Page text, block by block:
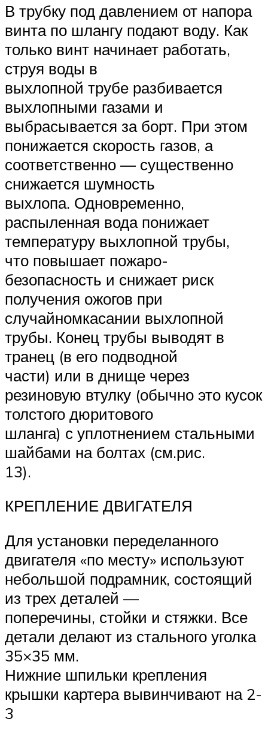
В трубку под давлением от напора
винта по шлангу подают воду. Как
только винт начинает работать,
струя воды в
выхлопной трубе разбивается
выхлопными газами и
выбрасывается за борт. При этом
понижается скорость газов, а
соответственно — существенно
снижается шумность
выхлопа. Одновременно,
распыленная вода понижает
температуру выхлопной трубы,
что повышает пожаро-
безопасность и снижает риск
получения ожогов при
случайномкасании выхлопной
трубы. Конец трубы выводят в
транец (в его подводной
части) или в днище через
резиновую втулку (обычно это кусок
толстого дюритового
шланга) с уплотнением стальными
шайбами на болтах (см.рис.
13).
КРЕПЛЕНИЕ ДВИГАТЕЛЯ
Для установки переделанного
двигателя «по месту» используют
небольшой подрамник, состоящий
из трех деталей —
поперечины, стойки и стяжки. Все
детали делают из стального уголка
35×35 мм.
Нижние шпильки крепления
крышки картера вывинчивают на 2-
3